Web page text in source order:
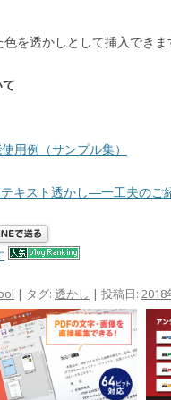
を透かしとして挿入できま
用例（サンプル集）
キスト透かし―一工夫のご
| タグ: 透かし | 投稿日: 2018